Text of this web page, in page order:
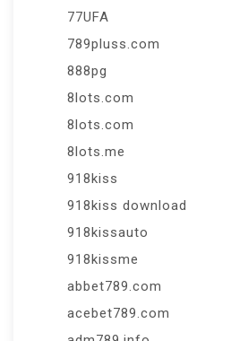
77UFA
789pluss.com
888pg
8lots.com
8lots.com
8lots.me
918kiss
918kiss download
918kissauto
918kissme
abbet789.com
acebet789.com